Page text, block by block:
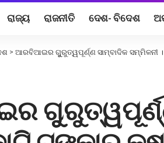
ରାଜ୍ୟ ରାଜନୀତି ଦେଶ- ବିଦେଶ
> ଆରବିଆଇର ଗୁୁରୁତ୍ୱପୂର୍ଣ୍ଣ ସାମ୍ବାଦିକ ସମ୍ମିଳନୀ